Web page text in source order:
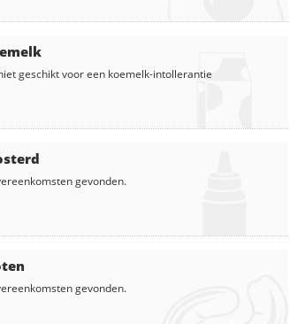
geschikt voor een koemelk-intollerantie
gevonden.
gevonden.